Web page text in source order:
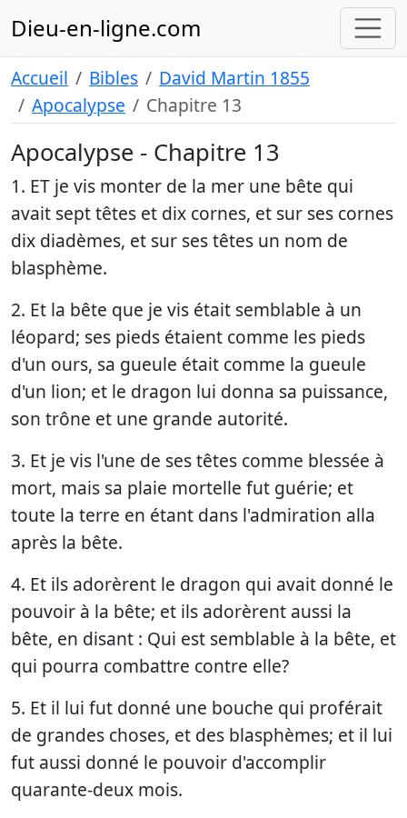
Dieu-en-ligne.com
Accueil Bibles
David Martin 1855
Apocalypse
Chapitre 13
Apocalypse - Chapitre 13
1. ET je vis monter de la mer une bête qui
avait sept têtes et dix cornes, et sur ses cornes
dix diadèmes, et sur ses têtes un nom de
blasphème.
2. Et la bête que je vis était semblable à un
léopard; ses pieds étaient comme les pieds
d'un ours, sa gueule était comme la gueule
d'un lion; et le dragon lui donna sa puissance,
son trône et une grande autorité.
3. Et je vis l'une de ses têtes comme blessée à
mort, mais sa plaie mortelle fut guérie; et
toute la terre en étant dans l'admiration alla
après la bête.
4. Et ils adorèrent le dragon qui avait donné le
pouvoir à la bête; et ils adorèrent aussi la
bête, en disant : Qui est semblable à la bête, et
qui pourra combattre contre elle?
5. Et il lui fut donné une bouche qui proférait
de grandes choses, et des blasphèmes; et il lui
fut aussi donné le pouvoir d'accomplir
quarante-deux mois.